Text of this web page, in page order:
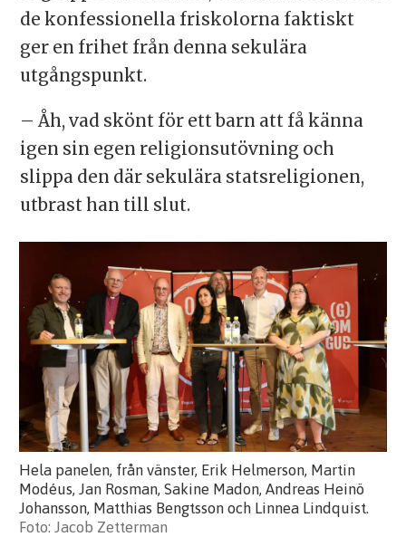
de konfessionella friskolorna faktiskt
ger en frihet från denna sekulära
utgångspunkt.
– Åh, vad skönt för ett barn att få känna
igen sin egen religionsutövning och
slippa den där sekulära statsreligionen,
utbrast han till slut.
Hela panelen, från vänster, Erik Helmerson, Martin
Modéus, Jan Rosman, Sakine Madon, Andreas Heinö
Johansson, Matthias Bengtsson och Linnea Lindquist.
Jacob Zetterman